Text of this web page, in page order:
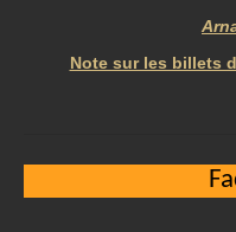
Note sur les billets